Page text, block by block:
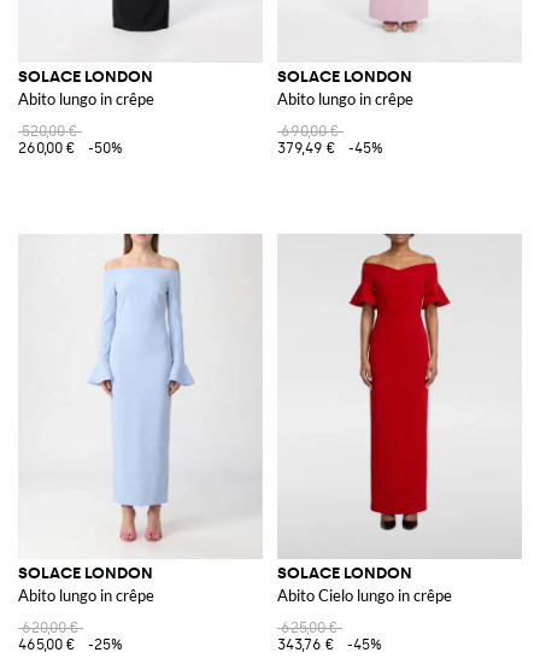
SOLACE LONDON
Abito lungo in crêpe
520,00 €
260,00 €
-50%
SOLACE LONDON
Abito lungo in crêpe
690,00 €
379,49 €
-45%
SOLACE LONDON
Abito lungo in crêpe
620,00 €
465,00 €
-25%
SOLACE LONDON
Abito Cielo lungo in crêpe
625,00 €
343,76 €
-45%